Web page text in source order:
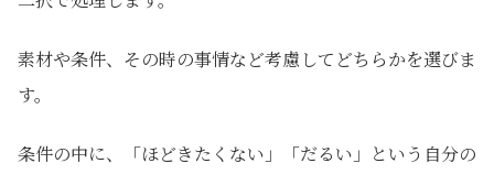
素材や条件、その時の事情など考慮してどちらかを選びま
す。
条件の中に、「ほどきたくない」「だるい」という自分の